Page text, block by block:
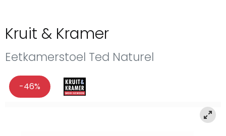
Kruit & Kramer
Eetkamerstoel Ted Naturel
-46%